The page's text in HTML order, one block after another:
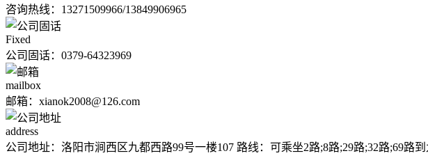
咨询热线： 13271509966/13849906965
Fixed
公司固话：0379-64323969
mailbox
邮箱：xianok2008@126.com
address
公司地址：洛阳市涧西区九都西路99号一楼107 路线：可乘坐2路;8路;29路;32路;69路